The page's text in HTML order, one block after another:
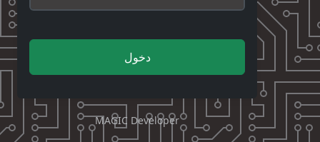
دخول
MAGIC Developer